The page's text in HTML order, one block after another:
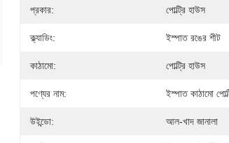
প্রকার: পোল্ট্রি হাউস
ক্ল্যাডিং: ইস্পাত রঙের শীট
কাঠামো: পোল্ট্রি হাউস
পণ্যের নাম: ইস্পাত কাঠামো
উইন্ডো: আল-খাদ জানালা